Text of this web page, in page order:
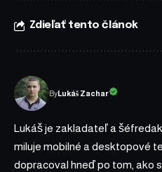
Zdieľať tento článok
ByLukáš Zachar
Lukáš je zakladateľ a
miluje mobilné a desktopové
dopracoval hneď po tom, ako